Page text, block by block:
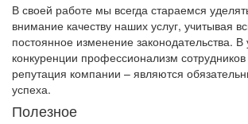
В своей работе мы всегда стараемся
внимание качеству наших услуг, учитывая
постоянное изменение законодательства. В
конкуренции профессионализм
репутация компании – являются
успеха.
Полезное